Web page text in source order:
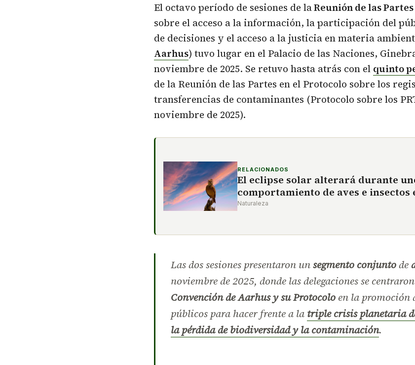
El octavo período de sesiones de laReunión de las
sobre el acceso a la información, la participación del
de decisiones y el acceso a la justicia en materia
Aarhus) tuvo lugar en el Palacio de las Naciones,
noviembre de 2025. Se retuvo hasta atrás con el quinto
de la Reunión de las Partes en el Protocolo sobre los
transferencias de contaminantes (Protocolo sobre los
noviembre de 2025).
RELACIONADOS
El eclipse solar alterará durante
comportamiento de aves e insectos
Naturaleza
Las dos sesiones presentaron unsegmento conjuntode
noviembre de 2025, donde las delegaciones se
Convención de Aarhus y su Protocoloen la promoción
públicos para hacer frente a la triple crisis planetaria
la pérdida de biodiversidad y la contaminación.